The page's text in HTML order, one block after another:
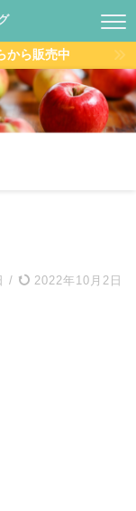
から販売中
/ 2022年10月2日